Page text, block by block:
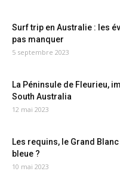
Surf trip en Australie : les
pas manquer
5 septembre 2023
La Péninsule de Fleurieu,
South Australia
12 mai 2023
Les requins, le Grand
bleue ?
10 mai 2023